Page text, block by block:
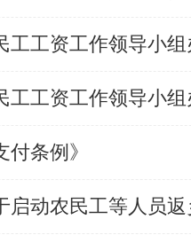
工工资工作领导小
工工资工作领导小
付条例》
启动农民工等人员